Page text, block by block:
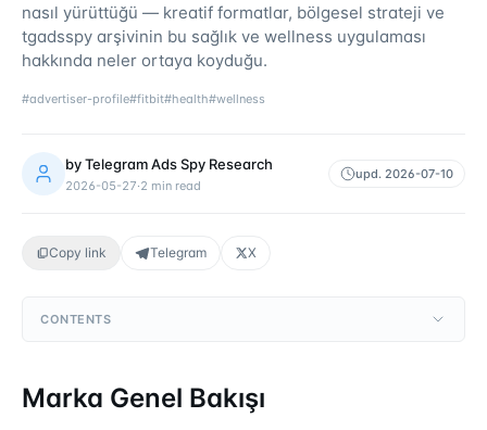
nasıl yürüttüğü — kreatif formatlar, bölgesel strateji ve
tgadsspy arşivinin bu sağlık ve wellness uygulaması
hakkında neler ortaya koyduğu.
#advertiser-profile#fitbit#health#wellness
byTelegram Ads Spy Research
2026-05-27·2 min read
upd. 2026-07-10
Copy link Telegram X
CONTENTS
Marka Genel Bakışı